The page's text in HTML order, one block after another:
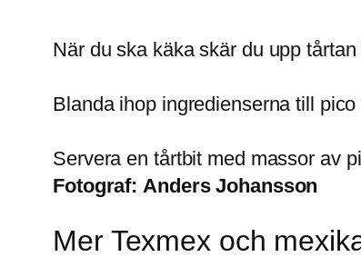
När du ska käka skär du upp
Blanda ihop ingredienserna till pico
Servera en tårtbit med massor av
Fotograf: Anders Johansson
Mer Texmex och